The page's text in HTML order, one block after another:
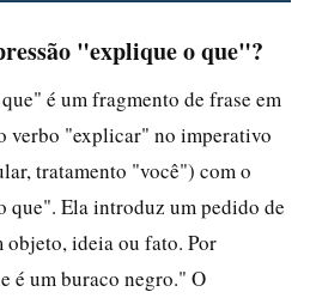
"explique o que"?
é um fragmento de frase em
verbo "explicar" no imperativo
tratamento "você") com o
Ela introduz um pedido de
objeto, ideia ou fato. Por
é um buraco negro." O